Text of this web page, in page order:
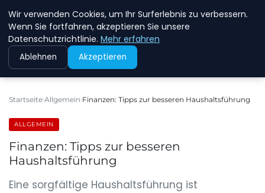
NEW ENERGY JOBS
Startseite Allgemein Finanzen: Tipps zur besseren Haushaltsführung
ALLGEMEIN
Finanzen: Tipps zur besseren
Haushaltsführung
Eine sorgfältige Haushaltsführung ist
Wir verwenden Cookies, um Ihr Surferlebnis zu verbessern.
Wenn Sie fortfahren, akzeptieren Sie unsere
Datenschutzrichtlinie. Mehr erfahren
Ablehnen Akzeptieren